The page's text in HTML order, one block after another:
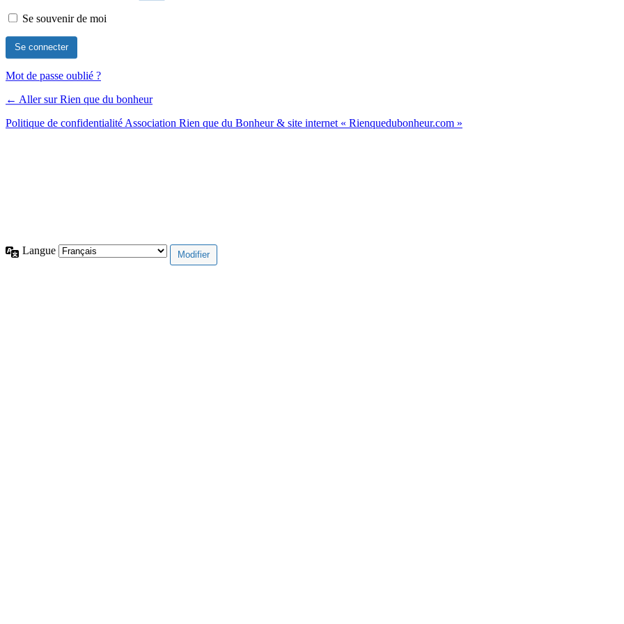
Se souvenir de moi
Mot de passe oublié ?
← Aller sur Rien que du bonheur
Politique de confidentialité Association Rien que du Bonheur & site internet « Rienquedubonheur.com »
Langue